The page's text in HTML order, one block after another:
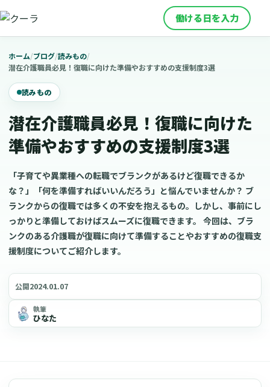
働ける日を入力
ホーム/ブログ/読みもの/
潜在介護職員必見！復職に向けた準備やおすすめの支援制度3選
読みもの
潜在介護職員必見！復職に向けた
準備やおすすめの支援制度3選
「子育てや異業種への転職でブランクがあるけど復職できるか
な？」「何を準備すればいいんだろう」と悩んでいませんか？ ブ
ランクからの復職では多くの不安を抱えるもの。しかし、事前にし
っかりと準備しておけばスムーズに復職できます。 今回は、ブラ
ンクのある介護職が復職に向けて準備することやおすすめの復職支
援制度についてご紹介します。
公開2024.01.07
執筆
ひなた